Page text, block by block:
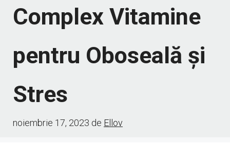
Complex Vitamine
pentru Oboseală și
Stres
noiembrie 17, 2023 de Ellov